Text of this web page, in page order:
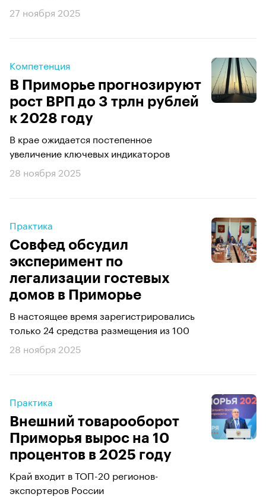
27 ноября 2025
Компетенция
В Приморье прогнозируют
рост ВРП до 3 трлн рублей
к 2028 году
В крае ожидается постепенное
увеличение ключевых индикаторов
28 ноября 2025
Практика
Совфед обсудил
эксперимент по
легализации гостевых
домов в Приморье
В настоящее время зарегистрировались
только 24 средства размещения из 100
28 ноября 2025
Практика
Внешний товарооборот
Приморья вырос на 10
процентов в 2025 году
Край входит в ТОП-20 регионов-
экспортеров России